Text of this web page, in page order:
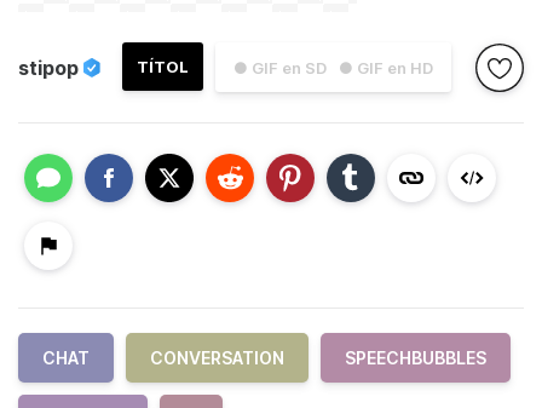
● GIF en SD ● GIF en HD
TÍTOL
stipop
CHAT CONVERSATION SPEECHBUBBLES